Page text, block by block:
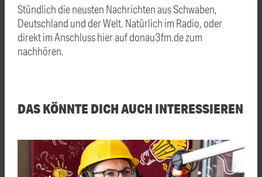
Stündlich die neusten Nachrichten aus Schwaben,
Deutschland und der Welt. Natürlich im Radio, oder
direkt im Anschluss hier auf donau3fm.de zum
nachhören.
DAS KÖNNTE DICH AUCH INTERESSIEREN